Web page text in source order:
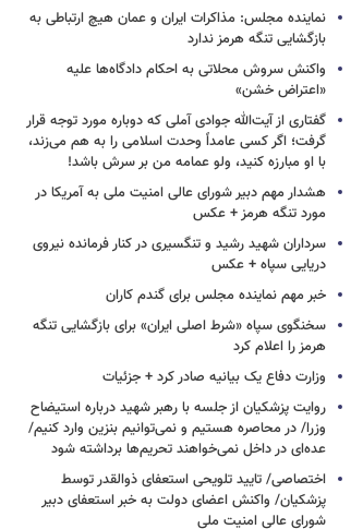
نماینده مجلس: مذاکرات ایران و عمان هیچ ارتباطی به
بازگشایی تنگه هرمز ندارد
واکنش سروش محلاتی به احکام دادگاه‌ها علیه
«اعتراض خشن»
گفتاری از آیت‌الله جوادی آملی که دوباره مورد توجه قرار
گرفت؛ اگر کسی عامداً وحدت اسلامی را به هم می‌زند،
با او مبارزه کنید، ولو عمامه من بر سرش باشد!
هشدار مهم دبیر شورای عالی امنیت ملی به آمریکا در
مورد تنگه هرمز + عکس
سرداران شهید رشید و تنگسیری در کنار فرمانده نیروی
دریایی سپاه + عکس
خبر مهم نماینده مجلس برای گندم کاران
سخنگوی سپاه «شرط اصلی ایران» برای بازگشایی تنگه
هرمز را اعلام کرد
وزارت دفاع یک بیانیه صادر کرد + جزئیات
روایت پزشکیان از جلسه با رهبر شهید درباره استیضاح
وزرا/ در محاصره هستیم و نمی‌توانیم بنزین وارد کنیم/
عده‌ای در داخل نمی‌خواهند تحریم‌ها برداشته شود
اختصاصی/ تایید تلویحی استعفای ذوالقدر توسط
پزشکیان/ واکنش اعضای دولت به خبر استعفای دبیر
شورای عالی امنیت ملی